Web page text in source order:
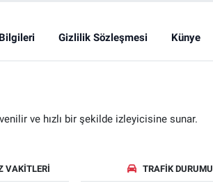
Gizlilik Sözleşmesi Künye
ve hızlı bir şekilde izleyicisine sunar.
VAKITLERI TRAFIK DURUMU